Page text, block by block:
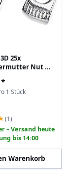
25x
Nut 6
Nutenstein
*
1 Stück
(1)
– Versand heute
bis 14:00
Warenkorb